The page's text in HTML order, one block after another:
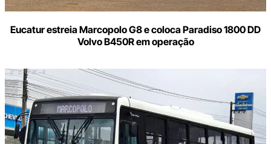
Eucatur estreia Marcopolo G8 e coloca Paradiso 1800 DD
Volvo B450R em operação